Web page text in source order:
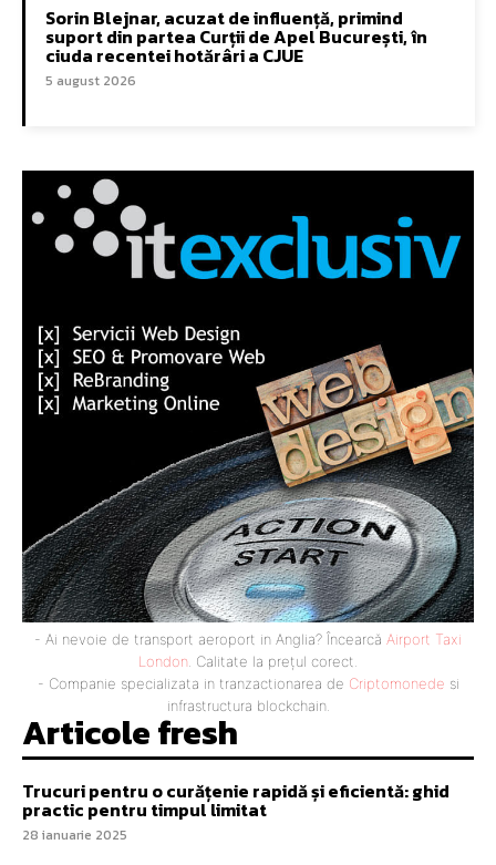
Sorin Blejnar, acuzat de influență, primind
suport din partea Curții de Apel București, în
ciuda recentei hotărâri a CJUE
5 august 2026
- Ai nevoie de transport aeroport in Anglia? Încearcă Airport Taxi
London . Calitate la prețul corect.
- Companie specializata in tranzactionarea de Criptomonede si
infrastructura blockchain.
Articole fresh
Trucuri pentru o curățenie rapidă și eficientă: ghid
practic pentru timpul limitat
28 ianuarie 2025